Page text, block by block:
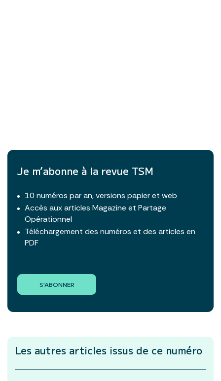
Je m’abonne à la revue TSM
10 numéros par an, versions papier et web
Accès aux articles Magazine et Partage
Opérationnel
Téléchargement des numéros et des articles en
PDF
S'ABONNER
Les autres articles issus de ce numéro